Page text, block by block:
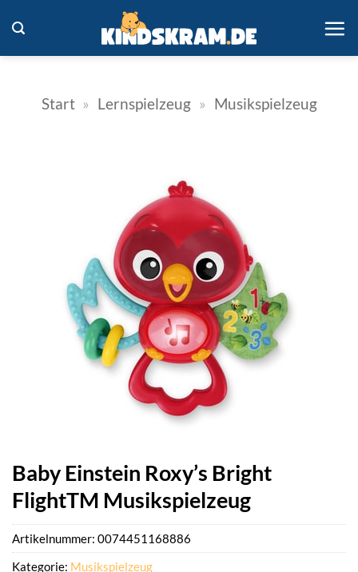
Inhalt
springen
Start » Lernspielzeug » Musikspielzeug
Baby Einstein Roxy’s Bright
FlightTM Musikspielzeug
Artikelnummer: 0074451168886
Kategorie: Musikspielzeug